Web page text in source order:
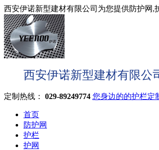
西安伊诺新型建材有限公司为您提供防护网
西安伊诺新型建材有限公
定制热线： 029-89249774 您身边的的护栏定
首页
防护网
护栏
护网